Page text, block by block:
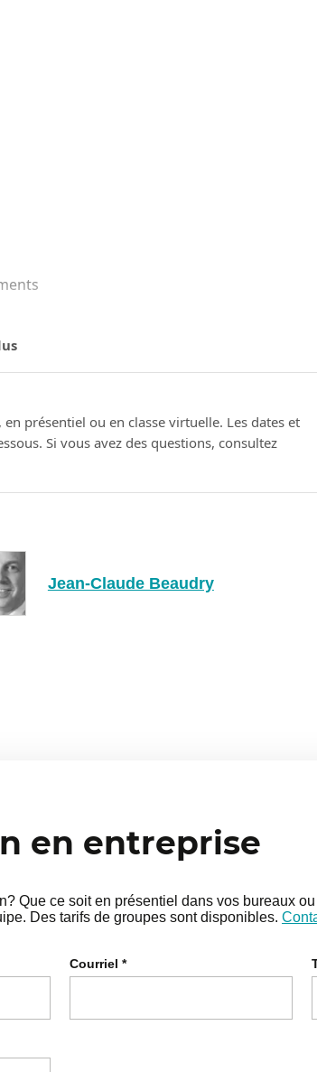
, en présentiel ou en classe virtuelle. Les dates et
Si vous avez des questions, consultez
Jean-Claude Beaudry
en entreprise
Que ce soit en présentiel dans vos bureaux
Des tarifs de groupes sont disponibles.
Courriel *